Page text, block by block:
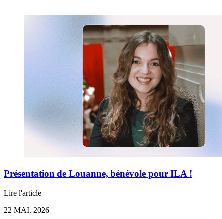
Présentation de Louanne, bénévole pour ILA !
Lire l'article
22 MAI. 2026